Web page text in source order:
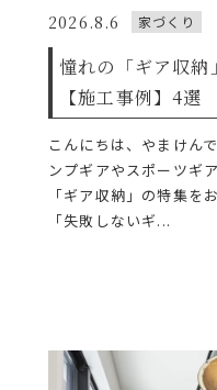
2026.8.6 家づくり
憧れの「ギア収
【施工事例】4選
こんにちは、やまけん
ンプギアやスポーツギ
「ギア収納」の特集を
「失敗しないギ...